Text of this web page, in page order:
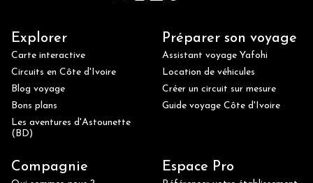
Explorer
Carte interactive
Circuits en Côte d'Ivoire
Blog voyage
Bons plans
Les aventures d'Astounette
(BD)
Préparer son voyage
Assistant voyage Yafohi
Location de véhicules
Créer un circuit sur mesure
Guide voyage Côte d'Ivoire
Compagnie Espace Pro